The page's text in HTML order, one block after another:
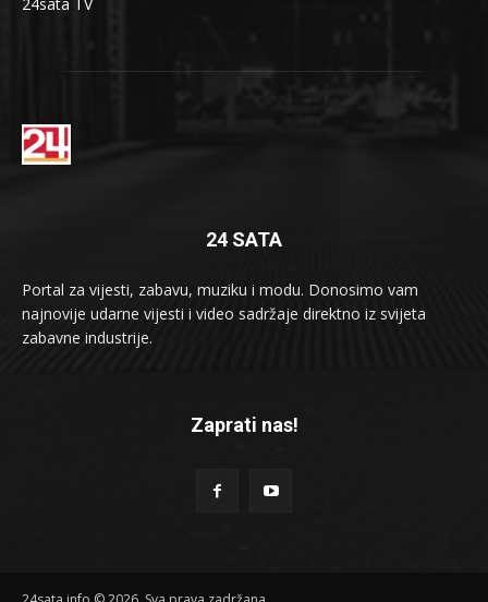
24 SATA
Portal za vijesti, zabavu, muziku i modu. Donosimo vam
najnovije udarne vijesti i video sadržaje direktno iz svijeta
zabavne industrije.
Zaprati nas!